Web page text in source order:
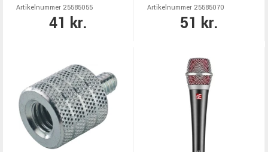
Artikelnummer 25585055
41 kr.
Artikelnummer 25585070
51 kr.